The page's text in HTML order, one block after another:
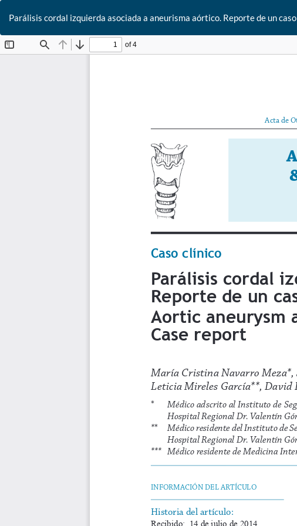
Parálisis cordal izquierda asociada a aneurisma aórtico. Reporte de un caso